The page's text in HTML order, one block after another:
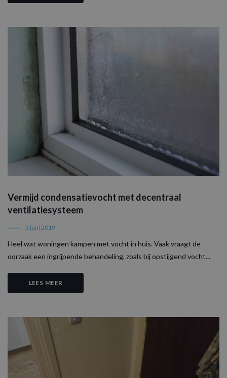
Vermijd condensatievocht met decentraal
ventilatiesysteem
3 juni 2019
Heel wat woningen kampen met vocht in huis. Vaak vraagt de
oorzaak een ingrijpende behandeling, zoals bij opstijgend vocht...
LEES MEER